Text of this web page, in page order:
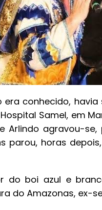
era conhecido,
Samel, em
Arlindo agravou-
parou, horas
do boi azul e
do Amazonas, ex-